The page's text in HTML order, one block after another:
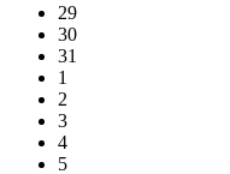
29
30
31
1
2
3
4
5